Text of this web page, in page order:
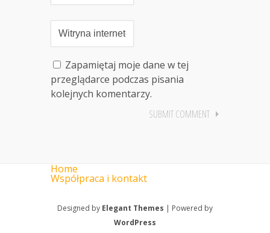
Zapamiętaj moje dane w tej
przeglądarce podczas pisania
kolejnych komentarzy.
Home
Współpraca i kontakt
Designed by Elegant Themes | Powered by
WordPress